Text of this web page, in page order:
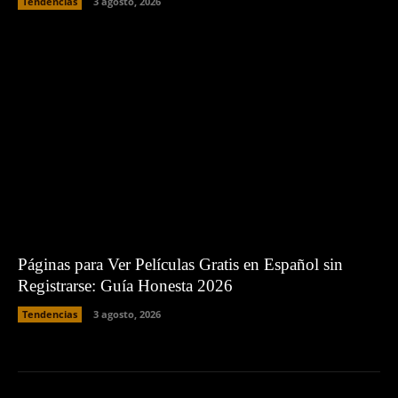
Páginas para Ver Películas Gratis en Español sin
Registrarse: Guía Honesta 2026
Tendencias 3 agosto, 2026